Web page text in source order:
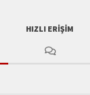
HIZLI ERIŞIM